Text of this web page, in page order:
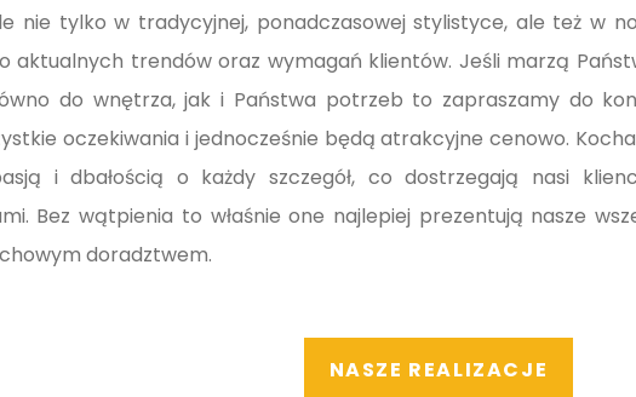
nie tylko w tradycyjnej, ponadczasowej stylistyce, ale też w
aktualnych trendów oraz wymagań klientów. Jeśli marzą
do wnętrza, jak i Państwa potrzeb to zapraszamy do
oczekiwania i jednocześnie będą atrakcyjne cenowo.
i dbałością o każdy szczegół, co dostrzegają nasi
Bez wątpienia to właśnie one najlepiej prezentują nasze
doradztwem.
NASZE REALIZACJE